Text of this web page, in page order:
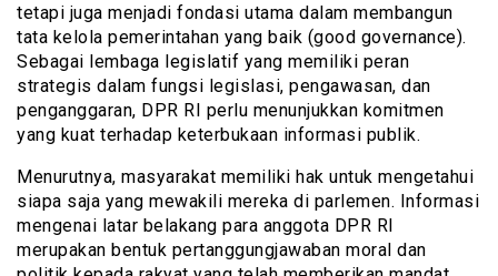
tetapi juga menjadi fondasi utama dalam membangun
tata kelola pemerintahan yang baik (good governance).
Sebagai lembaga legislatif yang memiliki peran
strategis dalam fungsi legislasi, pengawasan, dan
penganggaran, DPR RI perlu menunjukkan komitmen
yang kuat terhadap keterbukaan informasi publik.
Menurutnya, masyarakat memiliki hak untuk mengetahui
siapa saja yang mewakili mereka di parlemen. Informasi
mengenai latar belakang para anggota DPR RI
merupakan bentuk pertanggungjawaban moral dan